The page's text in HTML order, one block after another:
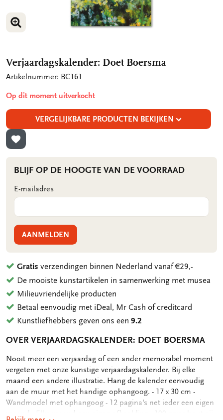
VERGROOT AFBEELDING
VERGROOT AFBEELDING
Verjaardagskalender: Doet Boersma
Artikelnummer: BC161
Op dit moment uitverkocht
VERGELIJKBARE PRODUCTEN BEKIJKEN
TOEVOEGEN AAN VERLANGLIJST
BLIJF OP DE HOOGTE VAN DE VOORRAAD
E-mailadres
AANMELDEN
Gratis verzendingen binnen Nederland vanaf €29,-
De mooiste kunstartikelen in samenwerking met musea
Milieuvriendelijke producten
Betaal eenvoudig met iDeal, Mr Cash of creditcard
Kunstliefhebbers geven ons een9.2
OVER VERJAARDAGSKALENDER: DOET BOERSMA
OMSCHRIJVING
Nooit meer een verjaardag of een ander memorabel moment
vergeten met onze kunstige verjaardagskalender. Bij elke
maand een andere illustratie. Hang de kalender eenvoudig
aan de muur met het handige ophangoog. - 17 x 30 cm -
Wandmodel met ophangoog - 12 pagina's net ieder een eigen
maand - Elke maand een eigen afbeelding - 100 grms houtvrij,